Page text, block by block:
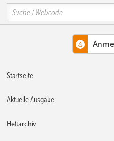
MENÜ
Webinare
Search
Startseite
Aktuelle Ausgabe
Heftarchiv